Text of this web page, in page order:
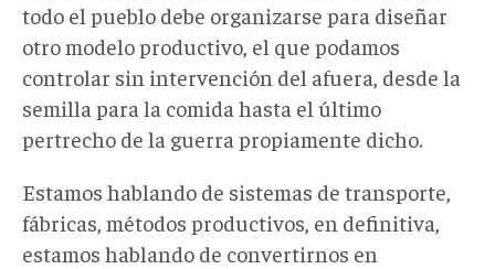
todo el pueblo debe organizarse para diseñar
otro modelo productivo, el que podamos
controlar sin intervención del afuera, desde la
semilla para la comida hasta el último
pertrecho de la guerra propiamente dicho.
Estamos hablando de sistemas de transporte,
fábricas, métodos productivos, en definitiva,
estamos hablando de convertirnos en